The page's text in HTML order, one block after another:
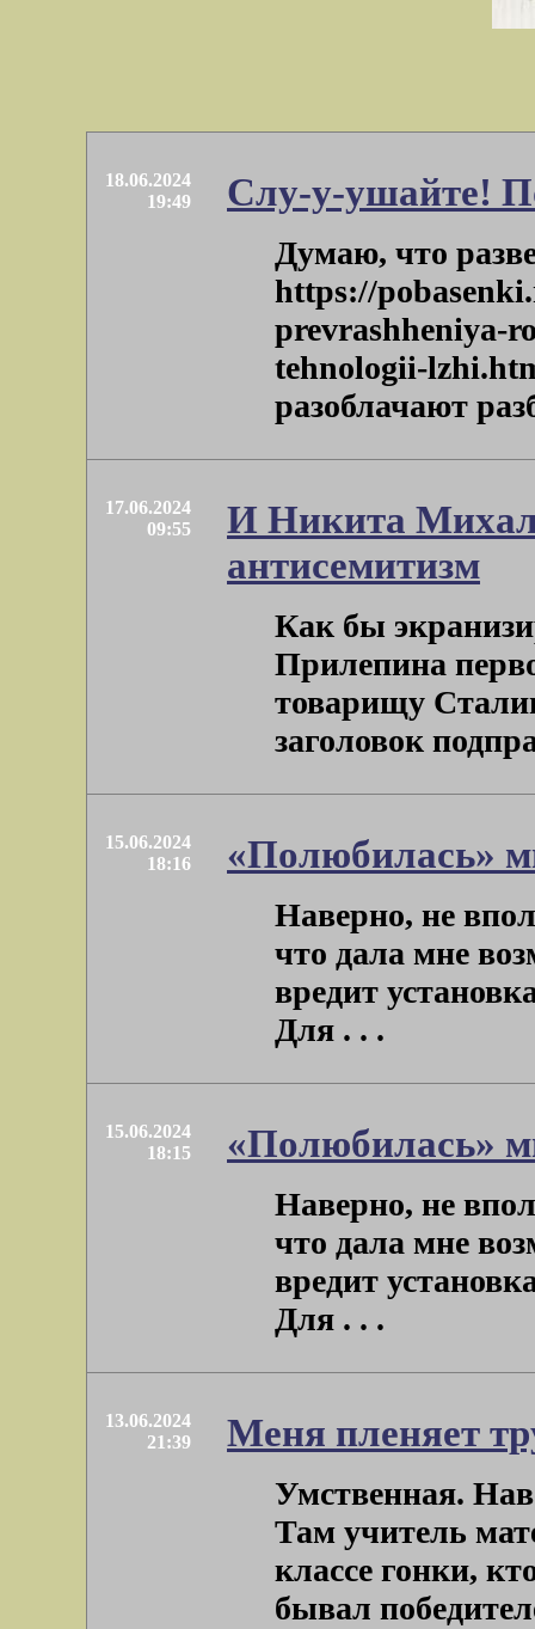
18.06.2024
19:49
Слу-у-ушайте!
Думаю, что
https://
prevrashheniya-
tehnologii-
разоблачают
17.06.2024
09:55
И Никита
антисемитизм
Как бы
Прилепина
товарищу
заголовок
15.06.2024
18:16
«Полюбилась»
Наверно, не
что дала мне
вредит
Для . . .
15.06.2024
18:15
«Полюбилась»
Наверно, не
что дала мне
вредит
Для . . .
13.06.2024
21:39
Меня пленяет
Умственная.
Там учитель
классе гонки,
бывал